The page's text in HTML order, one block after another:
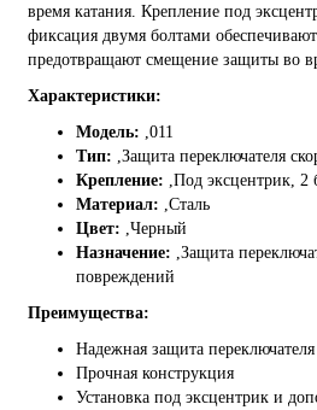
время катания. Крепление под
фиксация двумя болтами
предотвращают смещение защиты во
Характеристики:
Модель: 011
Тип: Защита переключателя
Крепление: Под эксцентрик, 2
Материал: ,Сталь
Цвет: Черный
Назначение: Защита
повреждений
Преимущества:
Надежная защита переключателя
Прочная конструкция
Установка под эксцентрик и